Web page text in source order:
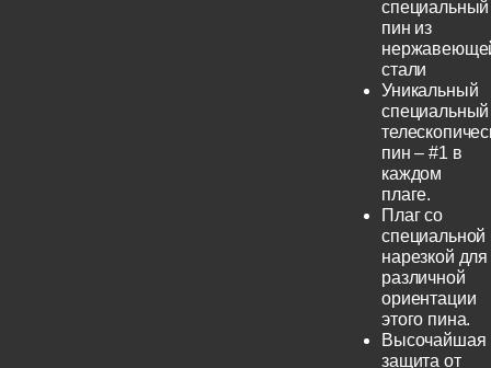
специальный
пин из
стали
Уникальный
специальный
пин – #1 в
каждом
плаге.
Плаг со
специальной
нарезкой для
различной
ориентации
этого пина.
Высочайшая
защита от